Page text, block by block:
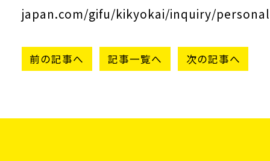
japan.com/gifu/kikyokai/inquiry/
前の記事へ 記事一覧へ 次の記事へ